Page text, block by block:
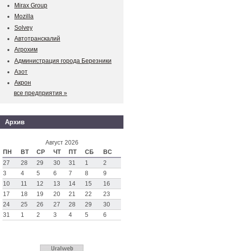
Mirax Group
Mozilla
Solvey
Автотранскалий
Агрохим
Администрация города Березники
Азот
Акрон
все предприятия »
Архив
Август 2026
ПН
ВТ СР ЧТ ПТ СБ
ВС
27
28 29 30 31 1
2
3
4 5 6 7 8
9
10
11 12 13 14 15
16
17
18 19 20 21 22
23
24
25 26 27 28 29
30
31
1 2 3 4 5 6